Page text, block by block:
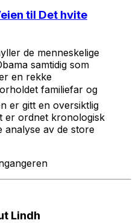
til Det hvite
de menneskelige
samtidig som
en rekke
familiefar og
er gitt en oversiktlig
er ordnet kronologisk
analyse av de store
Lindh